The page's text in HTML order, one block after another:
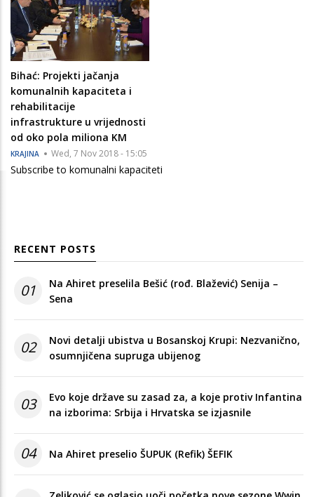
Bihać: Projekti jačanja
komunalnih kapaciteta i
rehabilitacije
infrastrukture u vrijednosti
od oko pola miliona KM
KRAJINA Wed, 7 Nov 2018 - 15:05
Subscribe to komunalni kapaciteti
RECENT POSTS
01
Na Ahiret preselila Bešić (rođ. Blažević) Senija –
Sena
02
Novi detalji ubistva u Bosanskoj Krupi: Nezvanično,
osumnjičena supruga ubijenog
03
Evo koje države su zasad za, a koje protiv Infantina
na izborima: Srbija i Hrvatska se izjasnile
04 Na Ahiret preselio ŠUPUK (Refik) ŠEFIK